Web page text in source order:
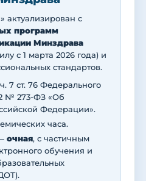
актуализирован с
программ
Минздрава
с 1 марта 2026 года) и
стандартов.
7 ст. 76 Федерального
№ 273-ФЗ «Об
Федерации».
часа.
очная, с частичным
обучения и